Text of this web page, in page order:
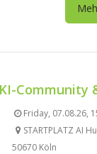
Community
Friday, 07.08.26,
STARTPLATZ AI
50670 Köln